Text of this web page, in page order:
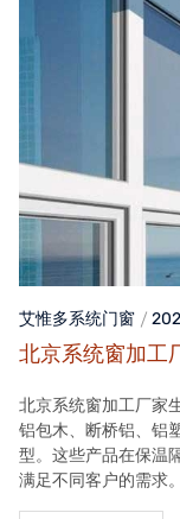
艾惟多系统门窗
北京系统窗加工
北京系统窗加工厂家
铝包木、断桥铝、铝
型。这些产品在保温
满足不同客户的需求。